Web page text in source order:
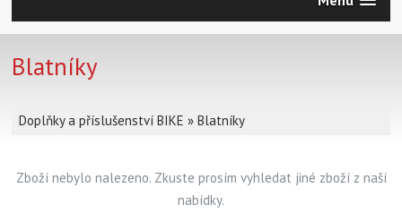
Blatníky
Doplňky a příslušenství BIKE »Blatníky
Zboží nebylo nalezeno. Zkuste prosím vyhledat jiné zboží z naší
nabídky.